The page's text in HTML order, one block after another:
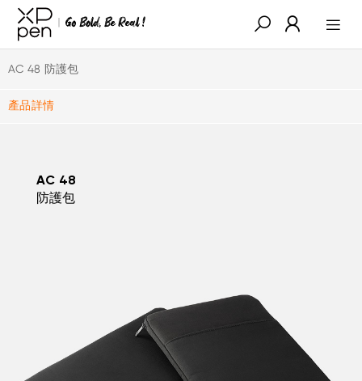
AC 48 防護包
產品詳情
AC 48
防護包